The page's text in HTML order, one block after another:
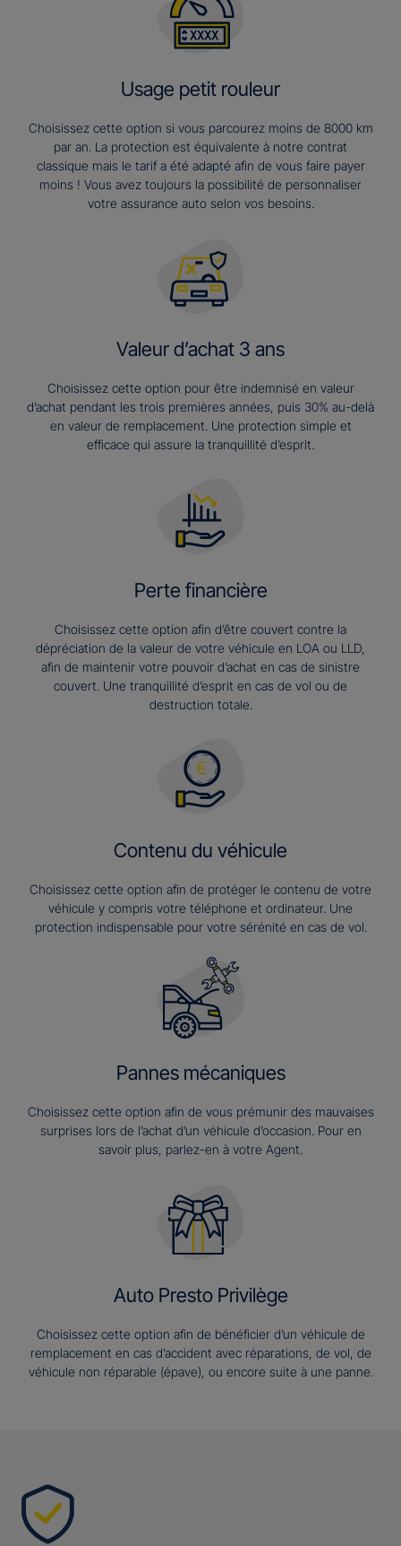
Usage petit rouleur
Choisissez cette option si vous parcourez moins de 8000 km
par an. La protection est équivalente à notre contrat
classique mais le tarif a été adapté afin de vous faire payer
moins ! Vous avez toujours la possibilité de personnaliser
votre assurance auto selon vos besoins.
Valeur d’achat 3 ans​
Choisissez cette option pour être indemnisé en valeur
d’achat pendant les trois premières années, puis 30% au-delà
en valeur de remplacement. Une protection simple et
efficace qui assure la tranquillité d’esprit.
Perte financière
Choisissez cette option afin d’être couvert contre la
dépréciation de la valeur de votre véhicule en LOA ou LLD,
afin de maintenir votre pouvoir d’achat en cas de sinistre
couvert. Une tranquillité d’esprit en cas de vol ou de
destruction totale.
Contenu du véhicule
Choisissez cette option afin de protéger le contenu de votre
véhicule y compris votre téléphone et ordinateur. Une
protection indispensable pour votre sérénité en cas de vol.
Pannes mécaniques
Choisissez cette option afin de vous prémunir des mauvaises
surprises lors de l’achat d’un véhicule d’occasion. Pour en
savoir plus, parlez-en à votre Agent.
Auto Presto Privilège
Choisissez cette option afin de bénéficier d’un véhicule de
remplacement en cas d’accident avec réparations, de vol, de
véhicule non réparable (épave), ou encore suite à une panne.